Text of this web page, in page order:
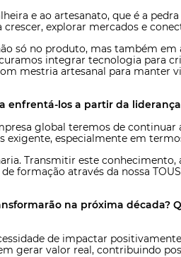
e ao artesanato, que é a
explorar mercados e
só no produto, mas também
integrar tecnologia para
mestria artesanal para manter
enfrentá-los a partir da
global teremos de continuar
especialmente em
Transmitir este
formação através da nossa
na próxima década?
de impactar
gerar valor real, contribuindo